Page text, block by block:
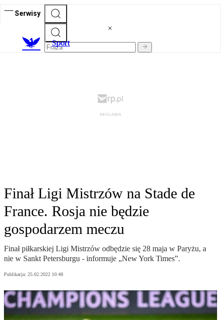
Serwisy
Sport
Finał Ligi Mistrzów na Stade de
France. Rosja nie będzie
gospodarzem meczu
Finał piłkarskiej Ligi Mistrzów odbędzie się 28 maja w Paryżu, a
nie w Sankt Petersburgu - informuje „New York Times”.
Publikacja: 25.02.2022 10:48